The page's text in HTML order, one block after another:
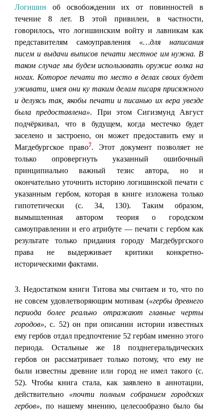
Логишин об освобождении их от повинностей в
течение 8 лет. В этой привилеи, в частности,
говорилось, что логишинским войту и лавникам как
представителям самоуправления «…для написания
писем и выдачи выписов печати местное им нужна. В
таком случае мы будем использовать оружие волка на
ногах. Которое печати то место в делах своих будет
уживати, имея они ку таким делам писаря присяжного
и делуясь так, якобы печати и писанью их вера увезде
была предоставлена». При этом Сигизмунд Август
подчёркивал, что в будущем, когда местечко будет
заселено и застроено, он может предоставить ему и
Магдебургское право7. Этот документ позволяет не
только опровергнуть указанный ошибочный
принципиально важный тезис автора, но и
окончательно уточнить историю логишинской печати с
указанным гербом, которая в книге изложена только
гипотетически (с. 34, 130). Таким образом,
вымышленная автором теория о городском
самоуправлении и его атрибуте — печати с гербом как
результате только придания городу Магдебургского
права не выдерживает критики конкретно-
историческими фактами.
3. Недостатком книги Титова мы считаем и то, что по
не совсем удовлетворяющим мотивам («гербы древнего
периода более реально отражают главные черты
городов», с. 52) он при описании истории известных
ему гербов отдал предпочтение 52 гербам именно этого
периода. Остальные же 18 позднегеральдических
гербов он рассматривает только потому, что ему не
были известны древние или город не имел такого (с.
52). Чтобы книга стала, как заявлено в аннотации,
действительно «почти полным собранием городских
гербов», по нашему мнению, целесообразно было бы